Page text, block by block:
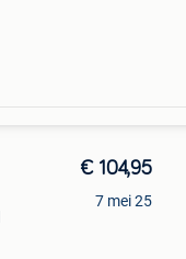
€ 104,95
7 mei 25